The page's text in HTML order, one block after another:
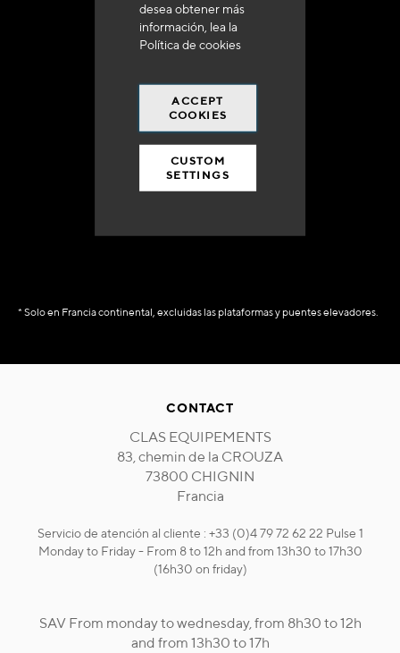
desea obtener más
información, lea la
Política de cookies
ACCEPT
COOKIES
CUSTOM
SETTINGS
a 250 euros*
* Solo en Francia continental, excluidas las plataformas y puentes elevadores.
CONTACT
CLAS EQUIPEMENTS
83, chemin de la CROUZA
73800 CHIGNIN
Francia
Servicio de atención al cliente : +33 (0)4 79 72 62 22 Pulse 1
Monday to Friday - From 8 to 12h and from 13h30 to 17h30
(16h30 on friday)
SAV From monday to wednesday, from 8h30 to 12h
and from 13h30 to 17h